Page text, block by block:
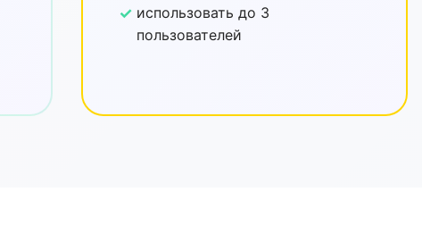
✓ использовать до 3
пользователей